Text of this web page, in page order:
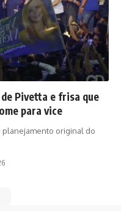
Pivetta e frisa que
para vice
planejamento original do